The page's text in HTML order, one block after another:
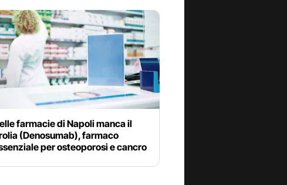
farmacie di Napoli manca il
(Denosumab), farmaco
per osteoporosi e cancro